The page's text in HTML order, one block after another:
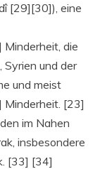
[29][30]), eine
die
Syrien und der
und meist
Minderheit. [23]
im Nahen
insbesondere
[33] [34]